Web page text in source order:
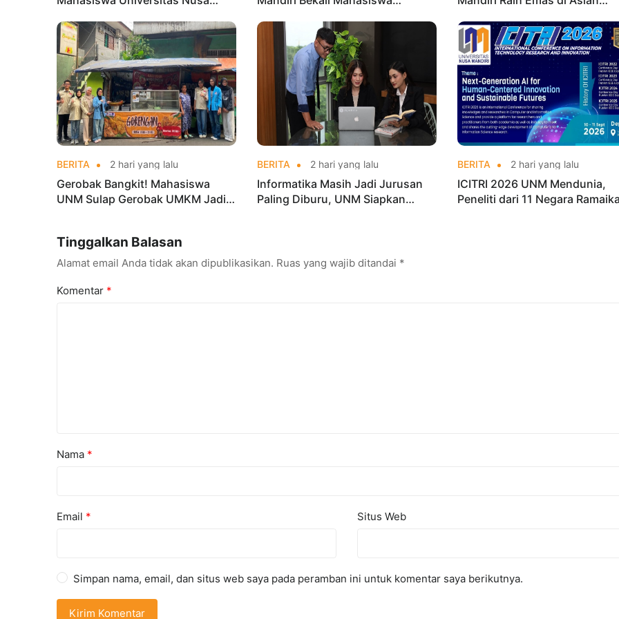
di Kejurnas Taekwondo
Championships 2026
BERITA 2 hari yang lalu
Gerobak Bangkit! Mahasiswa
UNM Sulap Gerobak UMKM Jadi
BERITA 2 hari yang lalu
Informatika Masih Jadi Jurusan
Paling Diburu, UNM Siapkan
BERITA 2 hari yang lalu
ICITRI 2026 UNM Mendunia,
Peneliti dari 11 Negara
Tinggalkan Balasan
Alamat email Anda tidak akan dipublikasikan. Ruas yang wajib ditandai *
Komentar *
Nama *
Email * Situs Web
Simpan nama, email, dan situs web saya pada peramban ini untuk komentar saya berikutnya.